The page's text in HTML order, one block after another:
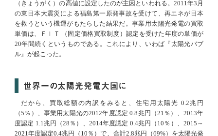
（きょうがく）の高値に設定したのが主因といわれる。2011年3月
の東日本大震災による福島第一原発事故を受けて、再エネが日本
を救うという機運がもたらした結果だ。事業用太陽光発電の買取
単価は、ＦＩＴ （固定価格買取制度）認定を受けた年度の単価が
20年間続くというものである。これにより、いわば『太陽光バブ
ル』が起こった。
世界一の太陽光発電大国に
だから、買取総額の内訳をみると、住宅用太陽光 0.2兆円
（5％）、事業用太陽光の2012年度認定 0.8兆円（21％）、2013年
度認定 1.1兆円（28％）、2014年度認定 0.4兆円（10％）、2015～
2021年度認定0.4兆円（10％）で、合計2.8兆円（69%）を太陽光発